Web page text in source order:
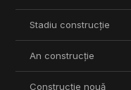
Stadiu construcție
An construcție
Construcție nouă